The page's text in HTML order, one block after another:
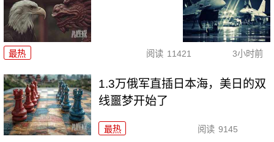
最热 阅读 11421 3小时前
1.3万俄军直插日本海，美日的双
线噩梦开始了
最热 阅读 9145